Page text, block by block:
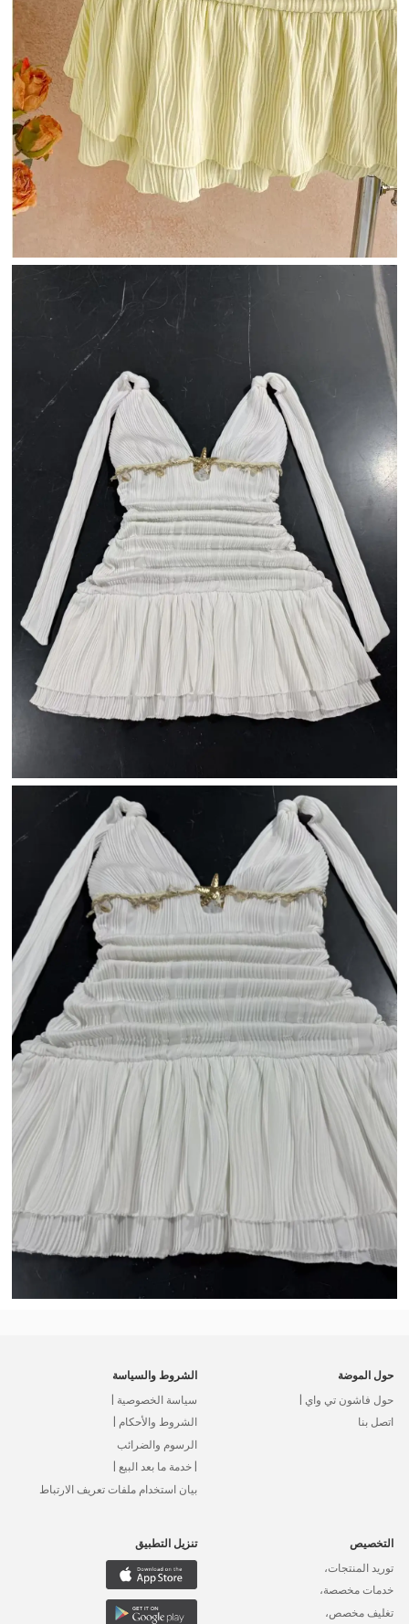
حول الموضة
حول فاشون تي واي |
اتصل بنا
الشروط والسياسة
سياسة الخصوصية |
الشروط والأحكام |
الرسوم والضرائب
| خدمة ما بعد البيع |
بيان استخدام ملفات تعريف الارتباط
التخصيص
توريد المنتجات،
خدمات مخصصة،
تغليف مخصص،
تنزيل التطبيق